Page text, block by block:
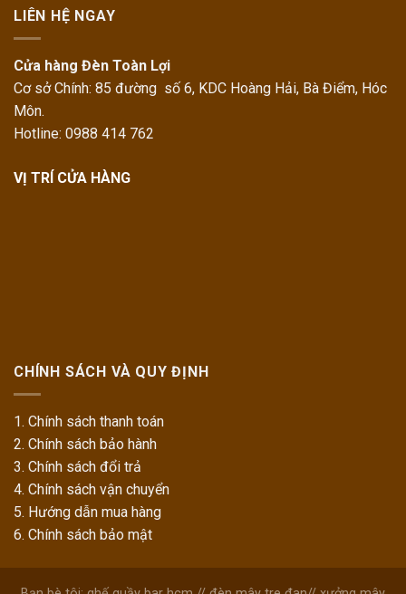
LIÊN HỆ NGAY
Cửa hàng Đèn Toàn Lợi
Cơ sở Chính: 85 đường số 6, KDC Hoàng Hải, Bà Điểm, Hóc
Môn.
Hotline: 0988 414 762
VỊ TRÍ CỬA HÀNG
CHÍNH SÁCH VÀ QUY ĐỊNH
1. Chính sách thanh toán
2. Chính sách bảo hành
3. Chính sách đổi trả
4. Chính sách vận chuyển
5. Hướng dẫn mua hàng
6. Chính sách bảo mật